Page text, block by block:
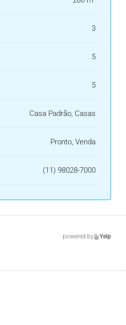
3
5
5
Casa Padrão, Casas
Pronto, Venda
(11) 98028-7000
powered by Yelp